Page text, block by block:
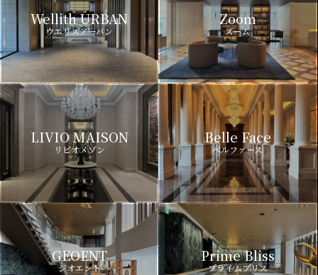
Wellith URBAN
ウエリスアーバン
Zoom
ズーム
LIVIO MAISON
リビオメゾン
Belle Face
ベルファース
GEOENT
ジオエント
Prime Bliss
プライムブリス